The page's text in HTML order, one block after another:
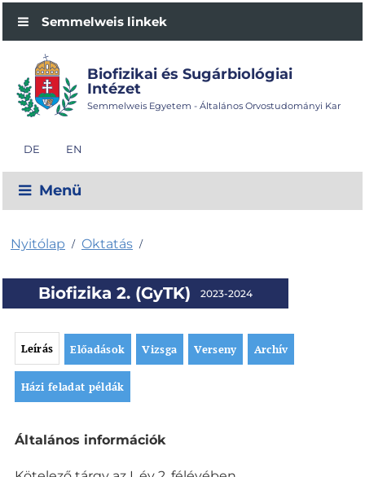
Semmelweis linkek
Biofizikai és Sugárbiológiai
Intézet
Semmelweis Egyetem - Általános Orvostudományi Kar
DE EN
Menü
Nyitólap / Oktatás /
Biofizika 2. (GyTK) 2023-2024
Leírás Előadások Vizsga Verseny Archív
Házi feladat példák
L
e
Általános információk